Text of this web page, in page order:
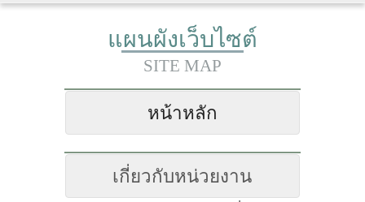
แผนผังเว็บไซต์
SITE MAP
หน้าหลัก
เกี่ยวกับหน่วยงาน